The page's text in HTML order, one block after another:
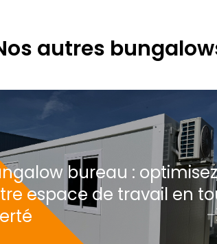
autres
bureau : optimisez
espace de travail en